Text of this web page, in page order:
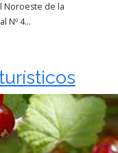
Noroeste de la
Nº 4...